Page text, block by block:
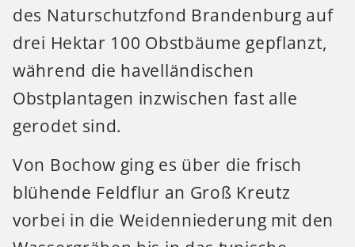
des Naturschutzfond Brandenburg auf
drei Hektar 100 Obstbäume gepflanzt,
während die havelländischen
Obstplantagen inzwischen fast alle
gerodet sind.
Von Bochow ging es über die frisch
blühende Feldflur an Groß Kreutz
vorbei in die Weidenniederung mit den